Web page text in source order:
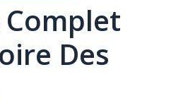
Complet
Des